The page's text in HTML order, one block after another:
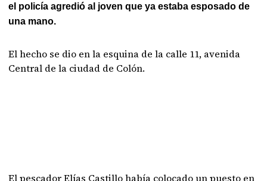
el policía agredió al joven que ya estaba esposado de
una mano.
El hecho se dio en la esquina de la calle 11, avenida
Central de la ciudad de Colón.
El pescador Elías Castillo había colocado un puesto en